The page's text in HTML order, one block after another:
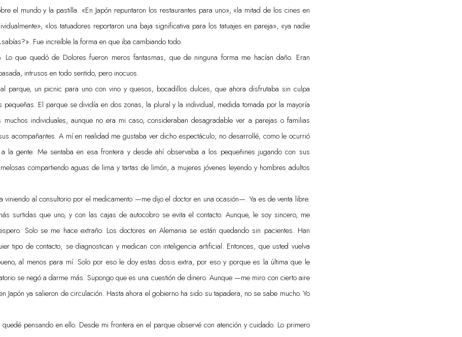
el mundo y la pastilla. «En Japón repuntaron los restaurantes para uno», «la mitad de los cines en
«los tatuadores reportaron una baja significativa para los tatuajes en pareja», «ya nadie
Fue increíble la forma en que iba cambiando todo.
Lo que quedó de Dolores fueron meros fantasmas, que de ninguna forma me hacían daño. Eran
intrusos en todo sentido, pero inocuos.
parque, un picnic para uno con vino y quesos, bocadillos dulces, que ahora disfrutaba sin culpa
pequeñas. El parque se dividía en dos zonas, la plural y la individual, medida tomada por la mayoría
individuales, aunque no era mi caso, consideraban desagradable ver a parejas o familias
acompañantes. A mí en realidad me gustaba ver dicho espectáculo; no desarrollé, como le ocurrió
la gente. Me sentaba en esa frontera y desde ahí observaba a los pequeñines jugando con sus
compartiendo aguas de lima y tartas de limón, a mujeres jóvenes leyendo y hombres adultos
al consultorio por el medicamento —me dijo el doctor en una ocasión—. Ya es de venta libre.
surtidas que uno, y con las cajas de autocobro se evita el contacto. Aunque, le soy sincero, me
Solo se me hace extraño. Los doctores en Alemania se están quedando sin pacientes. Han
tipo de contacto; se diagnostican y medican con inteligencia artificial. Entonces, que usted vuelva
al menos para mí. Solo por eso le doy estas dosis extra, por eso y porque es la última que le
se negó a darme más. Supongo que es una cuestión de dinero. Aunque —me miro con cierto aire
Japón ya salieron de circulación. Hasta ahora el gobierno ha sido su tapadera, no se sabe mucho. Yo
pensando en ello. Desde mi frontera en el parque observé con atención y cuidado. Lo primero